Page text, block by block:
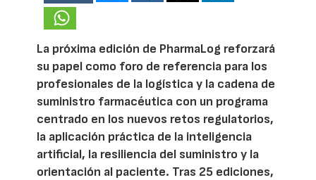
La próxima edición de PharmaLog reforzará
su papel como foro de referencia para los
profesionales de la logística y la cadena de
suministro farmacéutica con un programa
centrado en los nuevos retos regulatorios,
la aplicación práctica de la inteligencia
artificial, la resiliencia del suministro y la
orientación al paciente. Tras 25 ediciones,